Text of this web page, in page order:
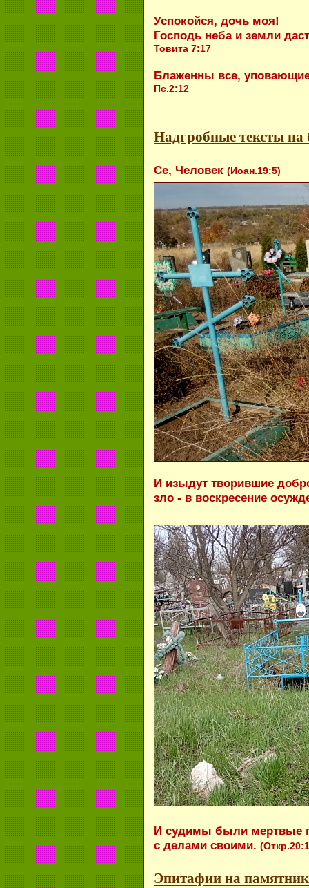
Успокойся, дочь моя!
Господь неба и земли
Товита 7:17
Блаженны все,
Пс.2:12
Надгробные тексты
Се, Человек (Иоан.19:5)
И изыдут творившие
зло - в воскресение
И судимы были мертвые
с делами своими.
Эпитафии на памятник